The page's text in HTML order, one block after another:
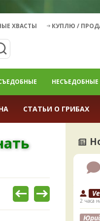
ХВАСТЫ КУПЛЮ /
НЕСЪЕДОБНЫЕ
СТАТЬИ О ГРИБАХ
2 часа